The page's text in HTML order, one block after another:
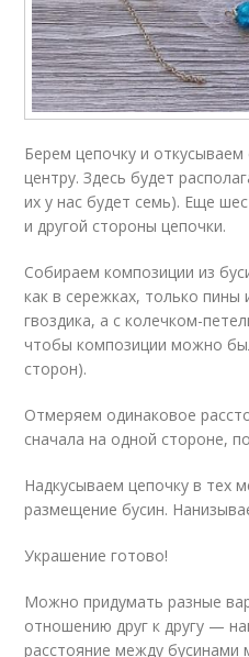
Берем цепочку и откусываем
центру. Здесь будет
их у нас будет семь). Еще
и другой стороны цепочки.
Собираем композиции из
как в сережках, только пины
гвоздика, а с колечком-
чтобы композиции можно
сторон).
Отмеряем одинаковое
сначала на одной стороне,
Надкусываем цепочку в тех
размещение бусин.
Украшение готово!
Можно придумать разные
отношению друг к другу —
расстояние между бусинами